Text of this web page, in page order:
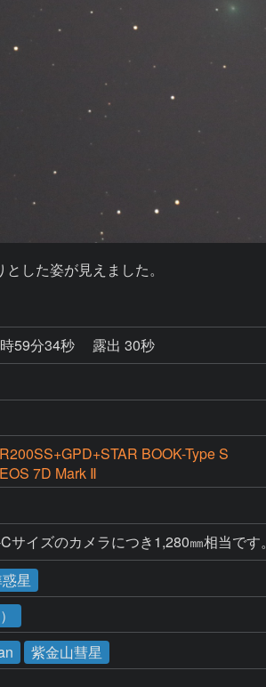
した姿が見えました。
59分34秒
露出 30秒
R200SS+GPD+STAR BOOK-Type S
EOS 7D Mark Ⅱ
サイズのカメラにつき1,280㎜相当です。
星
紫金山彗星